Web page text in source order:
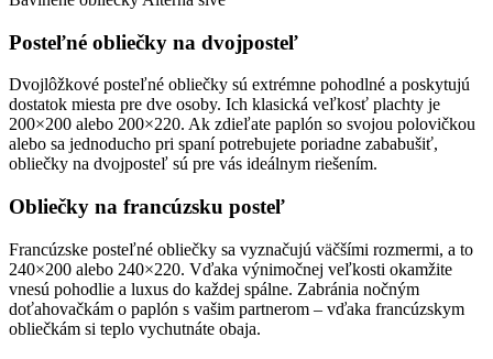
Posteľné obliečky na dvojposteľ
Dvojlôžkové posteľné obliečky sú extrémne pohodlné a poskytujú
dostatok miesta pre dve osoby. Ich klasická veľkosť plachty je
200×200 alebo 200×220. Ak zdieľate paplón so svojou polovičkou
alebo sa jednoducho pri spaní potrebujete poriadne zababušiť,
obliečky na dvojposteľ sú pre vás ideálnym riešením.
Obliečky na francúzsku posteľ
Francúzske posteľné obliečky sa vyznačujú väčšími rozmermi, a to
240×200 alebo 240×220. Vďaka výnimočnej veľkosti okamžite
vnesú pohodlie a luxus do každej spálne. Zabránia nočným
doťahovačkám o paplón s vašim partnerom – vďaka francúzskym
obliečkám si teplo vychutnáte obaja.